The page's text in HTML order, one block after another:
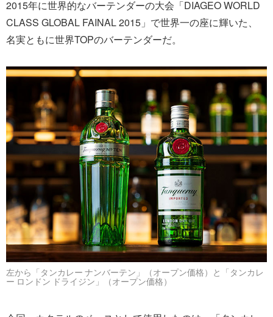
2015年に世界的なバーテンダーの大会「DIAGEO WORLD
CLASS GLOBAL FAINAL 2015」で世界一の座に輝いた、
名実ともに世界TOPのバーテンダーだ。
左から「タンカレー ナンバーテン」（オープン価格）と「タンカレ
ー ロンドン ドライジン」（オープン価格）